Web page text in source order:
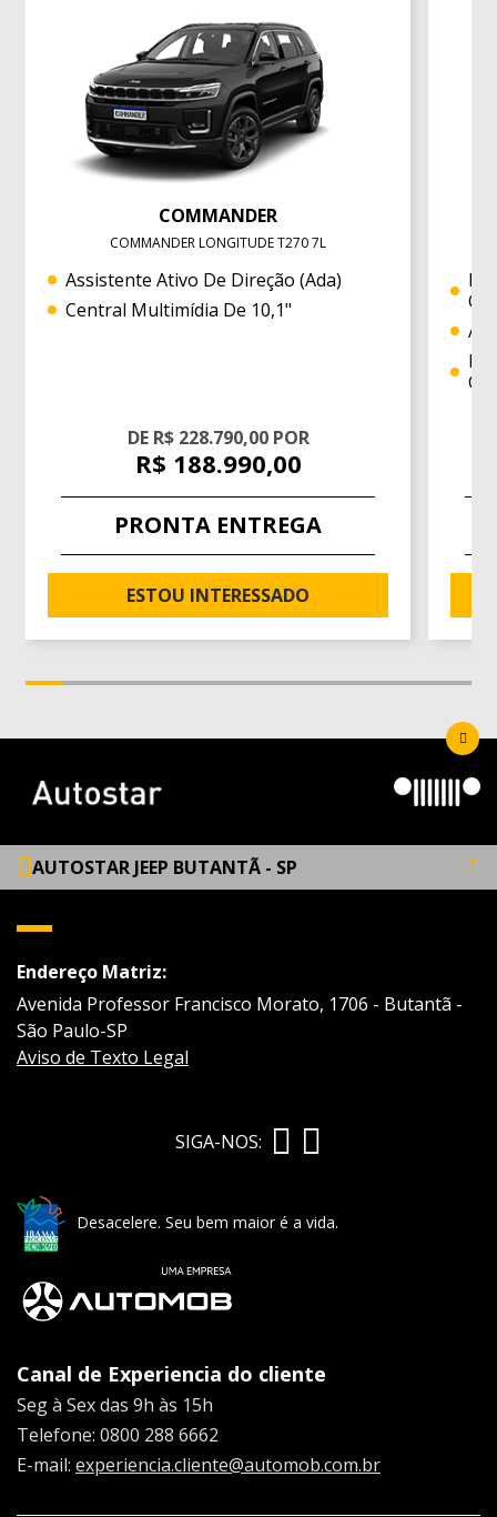
COMMANDER
COMMANDER LONGITUDE T270 7L
Assistente Ativo De Direção (ada)
Central Multimídia De 10,1"
DE R$ 228.790,00 POR
R$ 188.990,00
PRONTA ENTREGA
ESTOU INTERESSADO
AUTOSTAR JEEP BUTANTÃ - SP
Endereço Matriz:
Avenida Professor Francisco Morato, 1706 - Butantã -
São Paulo-SP
Aviso de Texto Legal
SIGA-NOS:
Desacelere. Seu bem maior é a vida.
Canal de Experiencia do cliente
Seg à Sex das 9h às 15h
Telefone: 0800 288 6662
E-mail: experiencia.cliente@automob.com.br